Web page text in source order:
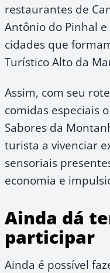
restaurantes de
Antônio do Pinhal e
cidades que
Turístico Alto da
Assim, com seu
comidas especiais
Sabores da
turista a vivenciar
sensoriais
economia e
Ainda dá
participar
Ainda é possível